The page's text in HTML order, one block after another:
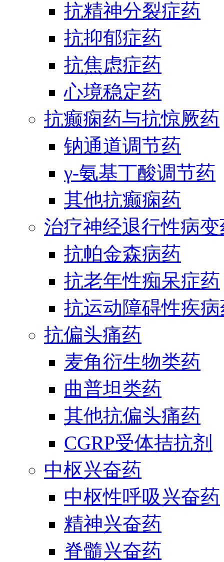
抗精神分裂症药
抗抑郁症药
抗焦虑症药
心境稳定药
抗癫痫药与抗惊厥药
钠通道调节药
γ-氨基丁酸调节药
其他抗癫痫药
治疗神经退行性病
抗帕金森病药
抗老年性痴呆症药
抗运动障碍性疾
抗偏头痛药
麦角衍生物类药
曲普坦类药
其他抗偏头痛药
CGRP受体拮抗剂
中枢兴奋药
中枢性呼吸兴奋药
精神兴奋药
脊髓兴奋药